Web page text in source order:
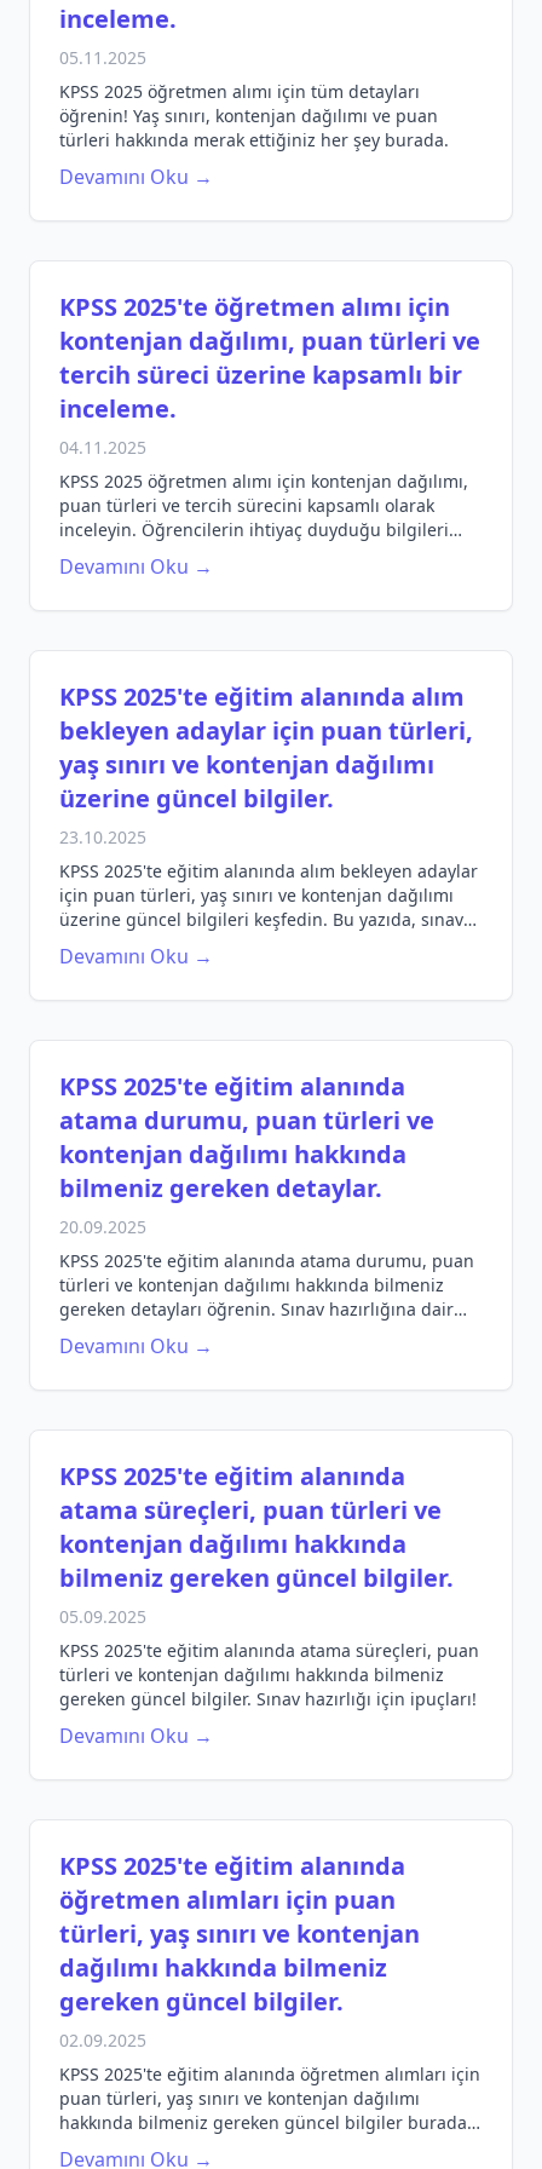
inceleme.
05.11.2025
KPSS 2025 öğretmen alımı için tüm detayları
öğrenin! Yaş sınırı, kontenjan dağılımı ve puan
türleri hakkında merak ettiğiniz her şey burada.
Devamını Oku →
KPSS 2025'te öğretmen alımı için
kontenjan dağılımı, puan türleri ve
tercih süreci üzerine kapsamlı bir
inceleme.
04.11.2025
KPSS 2025 öğretmen alımı için kontenjan dağılımı,
puan türleri ve tercih sürecini kapsamlı olarak
inceleyin. Öğrencilerin ihtiyaç duyduğu bilgileri
keşfedin!
Devamını Oku →
KPSS 2025'te eğitim alanında alım
bekleyen adaylar için puan türleri,
yaş sınırı ve kontenjan dağılımı
üzerine güncel bilgiler.
23.10.2025
KPSS 2025'te eğitim alanında alım bekleyen adaylar
için puan türleri, yaş sınırı ve kontenjan dağılımı
üzerine güncel bilgileri keşfedin. Bu yazıda, sınav
hazırlığı için ihtiyacınız olan tüm bilgilere
ulaşabilirsiniz.
Devamını Oku →
KPSS 2025'te eğitim alanında
atama durumu, puan türleri ve
kontenjan dağılımı hakkında
bilmeniz gereken detaylar.
20.09.2025
KPSS 2025'te eğitim alanında atama durumu, puan
türleri ve kontenjan dağılımı hakkında bilmeniz
gereken detayları öğrenin. Sınav hazırlığına dair
ipuçları ve önerilerle dolu bir rehber.
Devamını Oku →
KPSS 2025'te eğitim alanında
atama süreçleri, puan türleri ve
kontenjan dağılımı hakkında
bilmeniz gereken güncel bilgiler.
05.09.2025
KPSS 2025'te eğitim alanında atama süreçleri, puan
türleri ve kontenjan dağılımı hakkında bilmeniz
gereken güncel bilgiler. Sınav hazırlığı için ipuçları!
Devamını Oku →
KPSS 2025'te eğitim alanında
öğretmen alımları için puan
türleri, yaş sınırı ve kontenjan
dağılımı hakkında bilmeniz
gereken güncel bilgiler.
02.09.2025
KPSS 2025'te eğitim alanında öğretmen alımları için
puan türleri, yaş sınırı ve kontenjan dağılımı
hakkında bilmeniz gereken güncel bilgiler burada.
Sınav hazırlığınızı etkili hale getirin!
Devamını Oku →